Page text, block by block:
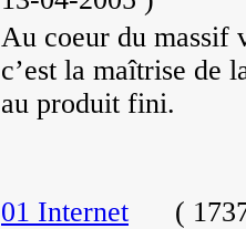
Au coeur du massif
c’est la maîtrise de
au produit fini.
01 Internet (